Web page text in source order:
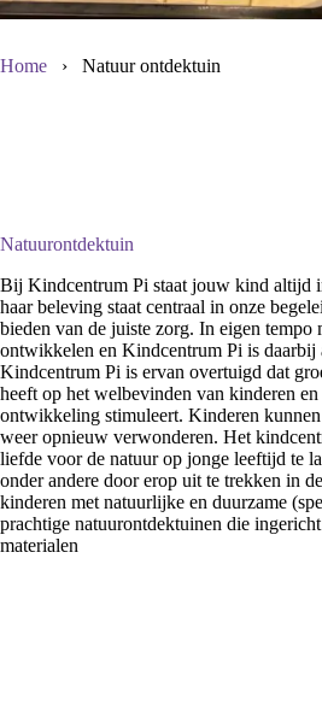
Home › Natuur ontdektuin
Natuurontdektuin
Bij Kindcentrum Pi staat jouw kind altijd
haar beleving staat centraal in onze
bieden van de juiste zorg. In eigen tempo
ontwikkelen en Kindcentrum Pi is daarbij
Kindcentrum Pi is ervan overtuigd dat
heeft op het welbevinden van kinderen
ontwikkeling stimuleert. Kinderen
weer opnieuw verwonderen. Het
liefde voor de natuur op jonge leeftijd te
onder andere door erop uit te trekken in
kinderen met natuurlijke en duurzame
prachtige natuurontdektuinen die
materialen